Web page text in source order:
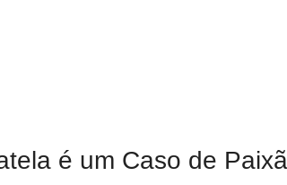
é um Caso de